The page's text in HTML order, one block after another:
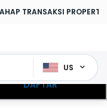
PROPERTI.
US
DAFTAR